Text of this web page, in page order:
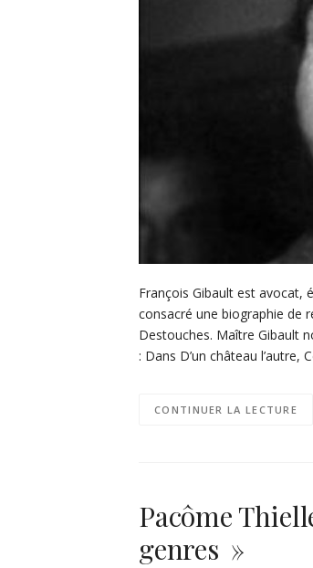
François Gibault est avocat,
consacré une biographie de
Destouches. Maître Gibault
: Dans D’un château l’autre,
CONTINUER LA LECTURE
Pacôme
genres »